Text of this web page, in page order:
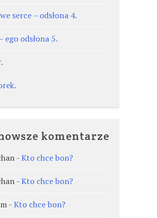
serce – odsłona 4.
ego odsłona 5.
komentarze
-Kto chce bon?
-Kto chce bon?
-Kto chce bon?